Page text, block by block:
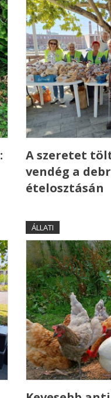
A szeretet
vendég a
ételosztásán
ÁLLATI